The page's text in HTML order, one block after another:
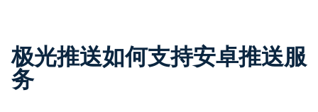
极光推送如何支持安卓推送服
务